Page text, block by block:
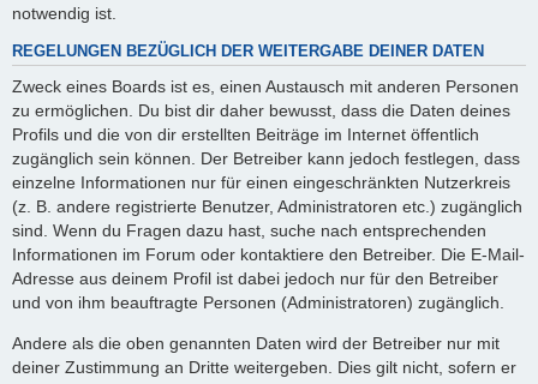
notwendig ist.
REGELUNGEN BEZÜGLICH DER WEITERGABE DEINER DATEN
Zweck eines Boards ist es, einen Austausch mit anderen Personen
zu ermöglichen. Du bist dir daher bewusst, dass die Daten deines
Profils und die von dir erstellten Beiträge im Internet öffentlich
zugänglich sein können. Der Betreiber kann jedoch festlegen, dass
einzelne Informationen nur für einen eingeschränkten Nutzerkreis
(z. B. andere registrierte Benutzer, Administratoren etc.) zugänglich
sind. Wenn du Fragen dazu hast, suche nach entsprechenden
Informationen im Forum oder kontaktiere den Betreiber. Die E-Mail-
Adresse aus deinem Profil ist dabei jedoch nur für den Betreiber
und von ihm beauftragte Personen (Administratoren) zugänglich.
Andere als die oben genannten Daten wird der Betreiber nur mit
deiner Zustimmung an Dritte weitergeben. Dies gilt nicht, sofern er